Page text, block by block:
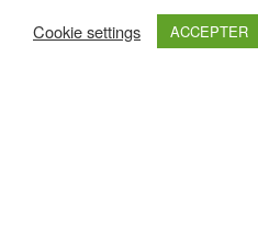
Cookie settings
ACCEPTER